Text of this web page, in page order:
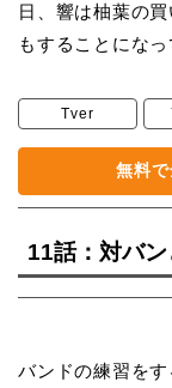
日、響は柚葉の
もすることにな
Tver
無料
11話：対バ
バンドの練習を